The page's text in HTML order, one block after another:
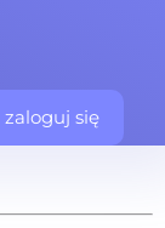
zaloguj się